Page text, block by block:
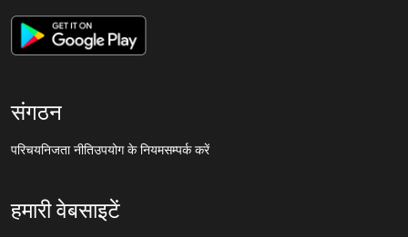
संगठन
परिचयनिजता नीतिउपयोग के नियमसम्पर्क करें
हमारी वेबसाइटें